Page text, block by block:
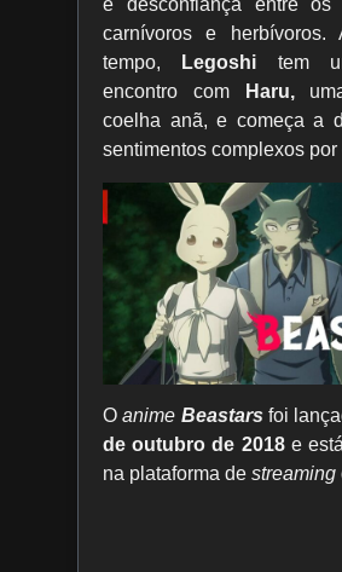
e desconfiança entre os
carnívoros e herbívoros.
tempo,
Legoshi tem
encontro com
Haru,
coelha anã, e começa a
sentimentos complexos por
Oanime Beastars foi
de outubro de 2018e
na plataforma de streaming